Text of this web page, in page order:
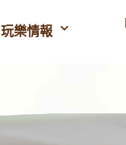
玩樂情報